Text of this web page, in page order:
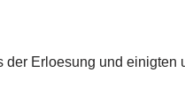
Erloesung und